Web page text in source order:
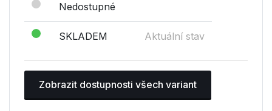
Nedostupné
SKLADEM Aktuální stav
Zobrazit dostupnosti všech variant